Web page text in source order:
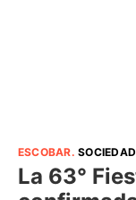
ESCOBAR.SOCIEDAD
La 63°